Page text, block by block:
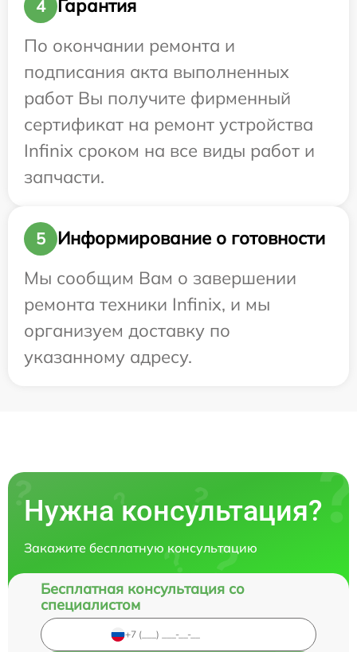
4
Гарантия
По окончании ремонта и
подписания акта выполненных
работ Вы получите фирменный
сертификат на ремонт устройства
Infinix сроком на все виды работ и
запчасти.
5
Информирование о готовности
Мы сообщим Вам о завершении
ремонта техники Infinix, и мы
организуем доставку по
указанному адресу.
Нужна консультация?
Закажите бесплатную консультацию
Бесплатная консультация со
специалистом